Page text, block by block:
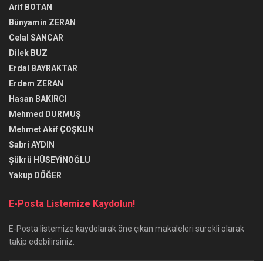
Arif BOTAN
Bünyamin ZERAN
Celal SANCAR
Dilek BUZ
Erdal BAYRAKTAR
Erdem ZERAN
Hasan BAKIRCI
Mehmed DURMUŞ
Mehmet Akif ÇOŞKUN
Sabri AYDIN
Şükrü HÜSEYİNOĞLU
Yakup DÖĞER
E-Posta Listemize Kaydolun!
E-Posta listemize kaydolarak öne çıkan makaleleri sürekli olarak
takip edebilirsiniz.